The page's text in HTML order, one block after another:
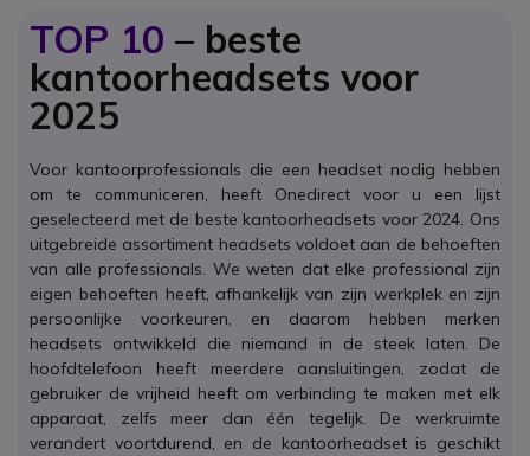
TOP 10 – beste
kantoorheadsets voor
2025
Voor kantoorprofessionals die een headset nodig hebben
om te communiceren, heeft Onedirect voor u een lijst
geselecteerd met de beste kantoorheadsets voor 2024. Ons
uitgebreide assortiment headsets voldoet aan de behoeften
van alle professionals. We weten dat elke professional zijn
eigen behoeften heeft, afhankelijk van zijn werkplek en zijn
persoonlijke voorkeuren, en daarom hebben merken
headsets ontwikkeld die niemand in de steek laten. De
hoofdtelefoon heeft meerdere aansluitingen, zodat de
gebruiker de vrijheid heeft om verbinding te maken met elk
apparaat, zelfs meer dan één tegelijk. De werkruimte
verandert voortdurend, en de kantoorheadset is geschikt